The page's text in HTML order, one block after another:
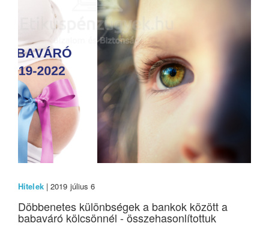
Hitelek| 2019 július 6
Döbbenetes különbségek a bankok között a
babaváró kölcsönnél - összehasonlítottuk